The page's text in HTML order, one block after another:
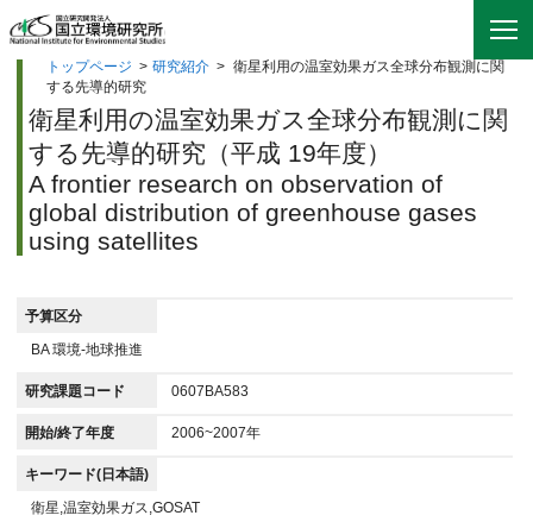
トップページ > 研究紹介 > 衛星利用の温室効果ガス全球分布観測に関
する先導的研究
衛星利用の温室効果ガス全球分布観測に関
する先導的研究（平成 19年度）
A frontier research on observation of
global distribution of greenhouse gases
using satellites
予算区分
BA 環境-地球推進
研究課題コード 0607BA583
開始/終了年度 2006~2007年
キーワード(日本語)
衛星,温室効果ガス,GOSAT